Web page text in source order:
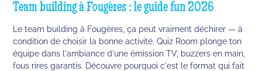
Team building à Fougères : le guide fun 2026
Le team building à Fougères, ça peut vraiment déchirer — à
condition de choisir la bonne activité. Quiz Room plonge ton
équipe dans l'ambiance d'une émission TV, buzzers en main,
fous rires garantis. Découvre pourquoi c'est le format qui fait